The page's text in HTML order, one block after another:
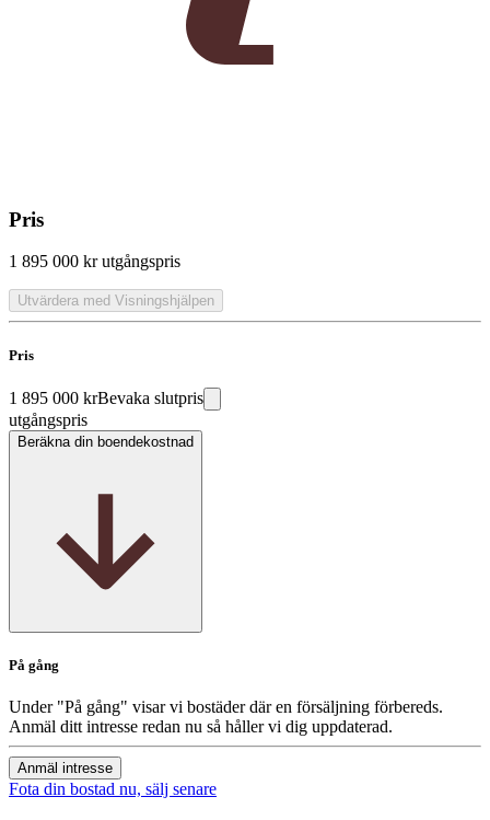
Pris
1 895 000 kr utgångspris
Utvärdera med Visningshjälpen
Pris
1 895 000 krBevaka slutpris
utgångspris
Beräkna din boendekostnad
På gång
Under "På gång" visar vi bostäder där en försäljning förbereds.
Anmäl ditt intresse redan nu så håller vi dig uppdaterad.
Anmäl intresse
Fota din bostad nu, sälj senare